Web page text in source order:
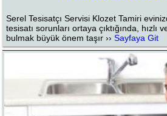
Serel Tesisatçı Servisi Klozet Tamiri
tesisatı sorunları ortaya çıktığında, hızlı
bulmak büyük önem taşır ››Sayfaya Git